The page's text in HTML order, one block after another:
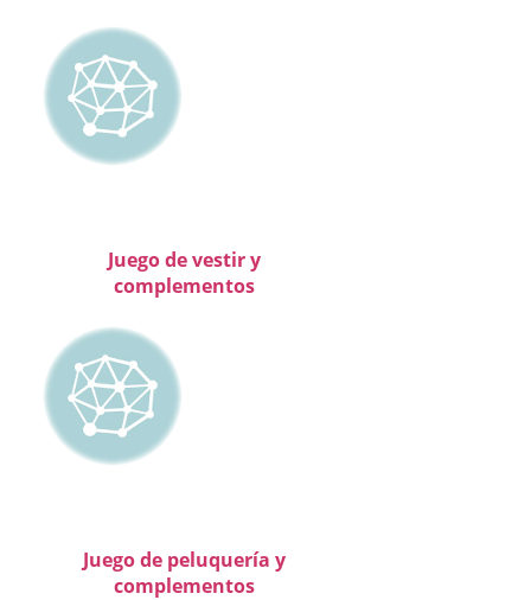
Juego de vestir y
complementos
Juego de peluquería y
complementos